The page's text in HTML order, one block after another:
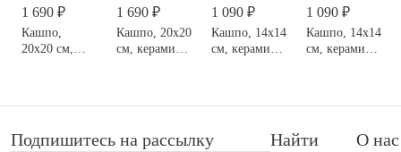
1 690 ₽
Кашпо,
20х20 см,
1 690 ₽
Кашпо, 20х20
см, керамика,
1 090 ₽
Кашпо, 14х14
см, керамика,
1 090 ₽
Кашпо, 14х14
см, керамика,
Подпишитесь на рассылку
Найти
О нас